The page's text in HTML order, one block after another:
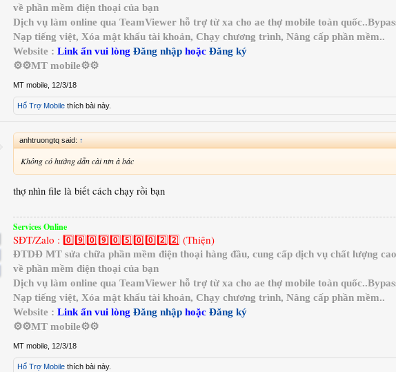
về phần mềm điện thoại của bạn
Dịch vụ làm online qua TeamViewer hỗ trợ từ xa cho ae thợ mobile toàn
Nạp tiếng việt, Xóa mật khẩu tài khoản, Chạy chương trình, Nâng cấp phần mềm..
Website : Link ẩn vui lòng Đăng nhập hoặc Đăng ký
⚙️⚙️MT mobile⚙️⚙️
MT mobile 12/3/18
Hổ Trợ Mobile thích bài này.
anhtruongtq said: ↑
Không có hướng dẫn cài ntn à bác
thợ nhìn file là biết cách chạy rồi bạn
Services Online
SĐT/Zalo : 0️⃣9️⃣0️⃣9️⃣0️⃣5️⃣0️⃣0️⃣2️⃣2️⃣ (Thiện)
ĐTDĐ MT sửa chữa phần mềm điện thoại hàng đầu, cung cấp dịch vụ chất lượng
về phần mềm điện thoại của bạn
Dịch vụ làm online qua TeamViewer hỗ trợ từ xa cho ae thợ mobile toàn
Nạp tiếng việt, Xóa mật khẩu tài khoản, Chạy chương trình, Nâng cấp phần mềm..
Website : Link ẩn vui lòng Đăng nhập hoặc Đăng ký
⚙️⚙️MT mobile⚙️⚙️
MT mobile 12/3/18
Hổ Trợ Mobile thích bài này.